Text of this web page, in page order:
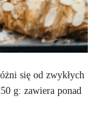
się od zwykłych
g: zawiera ponad